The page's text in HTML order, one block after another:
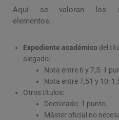
Aquí se valoran los
elementos:
Expediente académico del
alegado:
Nota entre 6 y 7,5: 1
Nota entre 7,51 y 10:
Otros títulos:
Doctorado: 1 punto.
Máster oficial no